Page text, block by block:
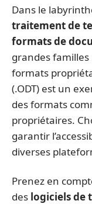
Dans le
traitement de
formats de
grandes
formats
(.ODT) est un
des formats
propriétaires.
garantir
diverses
Prenez en
des logiciels de